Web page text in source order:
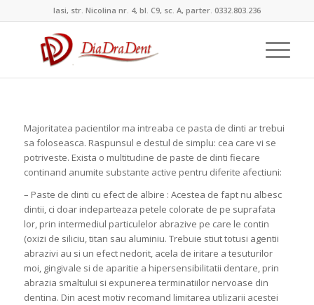
Iasi, str. Nicolina nr. 4, bl. C9, sc. A, parter. 0332.803.236
Majoritatea pacientilor ma intreaba ce pasta de dinti ar trebui
sa foloseasca. Raspunsul e destul de simplu: cea care vi se
potriveste. Exista o multitudine de paste de dinti fiecare
continand anumite substante active pentru diferite afectiuni:
– Paste de dinti cu efect de albire : Acestea de fapt nu albesc
dintii, ci doar indeparteaza petele colorate de pe suprafata
lor, prin intermediul particulelor abrazive pe care le contin
(oxizi de siliciu, titan sau aluminiu. Trebuie stiut totusi agentii
abrazivi au si un efect nedorit, acela de iritare a tesuturilor
moi, gingivale si de aparitie a hipersensibilitatii dentare, prin
abrazia smaltului si expunerea terminatiilor nervoase din
dentina. Din acest motiv recomand limitarea utilizarii acestei